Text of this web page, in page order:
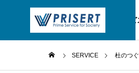
TOP 児童福祉サービ
SERVICE 杜のつ